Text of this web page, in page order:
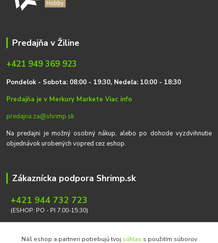
Predajňa v Žiline
+421 949 369 923
Pondelok - Sobota: 08:00 - 19:30, Nedeľa: 10:00 - 18:30
Predajňa je v Merkury MarketeViac info
predajna.za@shrimp.sk
Na predajni je možný osobný nákup, alebo po dohode vyzdvihnutie
objednávok urobených vopred cez eshop.
Zákaznícka podpora Shrimp.sk
+421 944 732 723
(ESHOP: PO - PI 7:00-15:30)
Náš eshop a partneri potrebujú tvoj súhlas s použitím súborov